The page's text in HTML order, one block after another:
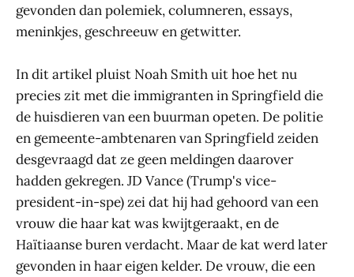
gevonden dan polemiek, columneren, essays,
meninkjes, geschreeuw en getwitter.
In dit artikel pluist Noah Smith uit hoe het nu
precies zit met die immigranten in Springfield die
de huisdieren van een buurman opeten. De politie
en gemeente-ambtenaren van Springfield zeiden
desgevraagd dat ze geen meldingen daarover
hadden gekregen. JD Vance (Trump's vice-
president-in-spe) zei dat hij had gehoord van een
vrouw die haar kat was kwijtgeraakt, en de
Haïtiaanse buren verdacht. Maar de kat werd later
gevonden in haar eigen kelder. De vrouw, die een